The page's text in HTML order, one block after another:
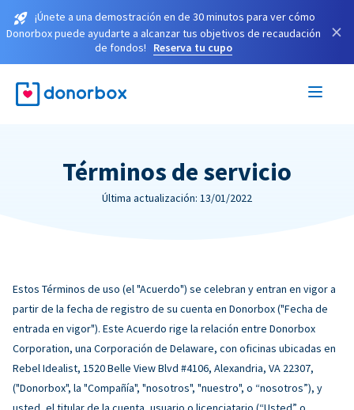
¡Únete a una demostración en de 30 minutos para ver cómo
Donorbox puede ayudarte a alcanzar tus objetivos de recaudación
de fondos!
Reserva tu cupo
×
Términos de servicio
Última actualización: 13/01/2022
Estos Términos de uso (el "Acuerdo") se celebran y entran en vigor a
partir de la fecha de registro de su cuenta en Donorbox ("Fecha de
entrada en vigor"). Este Acuerdo rige la relación entre Donorbox
Corporation, una Corporación de Delaware, con oficinas ubicadas en
Rebel Idealist, 1520 Belle View Blvd #4106, Alexandria, VA 22307,
("Donorbox", la "Compañía", "nosotros", "nuestro", o “nosotros”), y